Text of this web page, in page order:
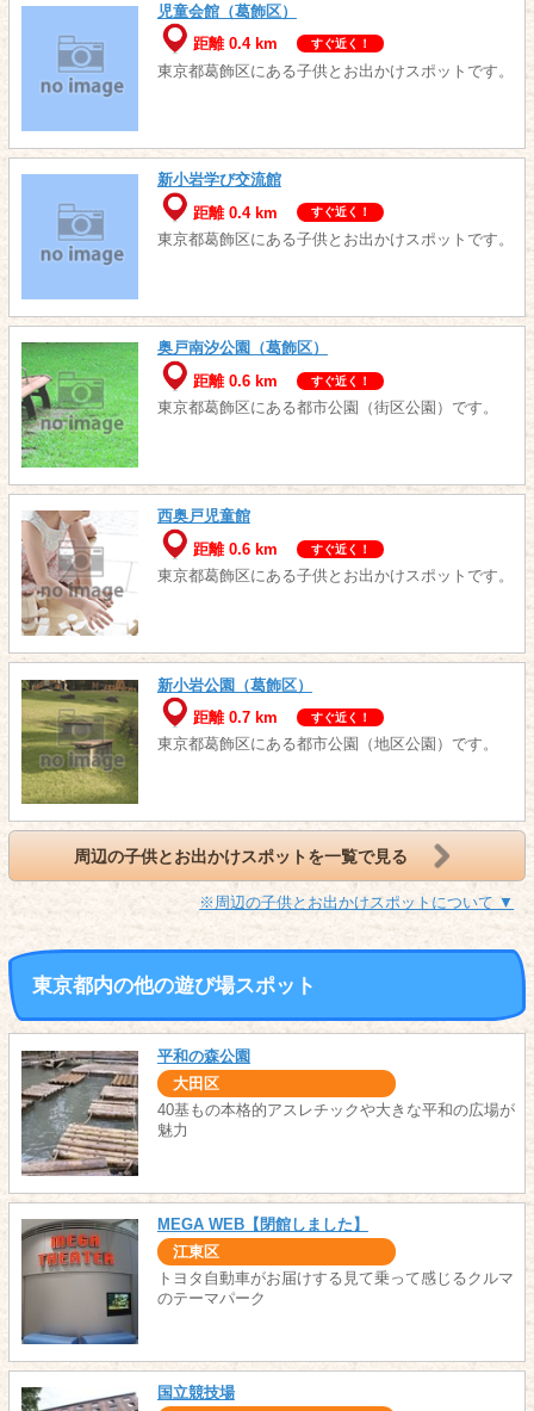
児童会館（葛飾区）
距離 0.4 km
すぐ近く！
東京都葛飾区にある子供とお出かけスポットです。
新小岩学び交流館
距離 0.4 km
すぐ近く！
東京都葛飾区にある子供とお出かけスポットです。
奥戸南汐公園（葛飾区）
距離 0.6 km
すぐ近く！
東京都葛飾区にある都市公園（街区公園）です。
西奥戸児童館
距離 0.6 km
すぐ近く！
東京都葛飾区にある子供とお出かけスポットです。
新小岩公園（葛飾区）
距離 0.7 km
すぐ近く！
東京都葛飾区にある都市公園（地区公園）です。
周辺の子供とお出かけスポットを一覧で見る
※周辺の子供とお出かけスポットについて ▼
東京都内の他の遊び場スポット
平和の森公園
大田区
40基もの本格的アスレチックや大きな平和の広場が
魅力
MEGA WEB【閉館しました】
江東区
トヨタ自動車がお届けする見て乗って感じるクルマ
のテーマパーク
国立競技場